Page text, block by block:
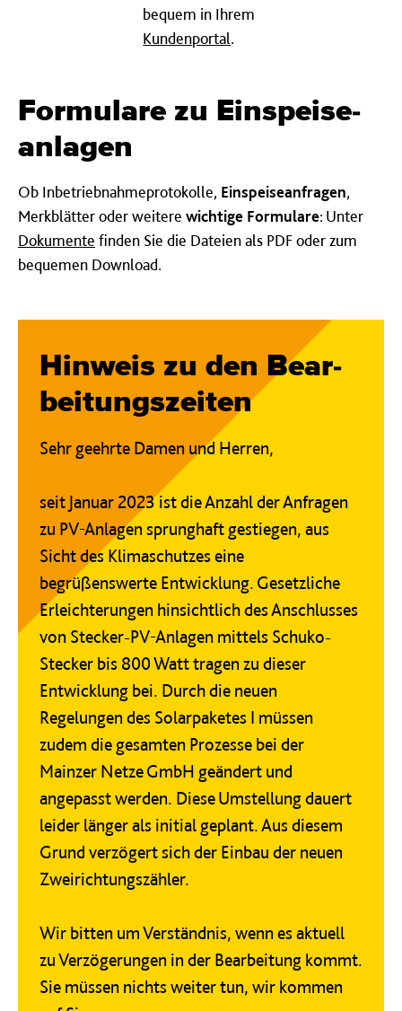
bequem in Ihrem
Kundenportal.
Formulare zu Ein­speise­
an­lagen
Ob Inbetriebnahmeprotokolle, Einspeiseanfragen,
Merkblätter oder weitere wichtige Formulare: Unter
Dokumente finden Sie die Dateien als PDF oder zum
bequemen Download.
Hin­weis zu den Be­ar­
beit­ungs­zeit­en
Sehr geehrte Damen und Herren,
seit Januar 2023 ist die Anzahl der Anfragen
zu PV-Anlagen sprunghaft gestiegen, aus
Sicht des Klimaschutzes eine
begrüßenswerte Entwicklung. Gesetzliche
Erleichterungen hinsichtlich des Anschlusses
von Stecker-PV-Anlagen mittels Schuko-
Stecker bis 800 Watt tragen zu dieser
Entwicklung bei. Durch die neuen
Regelungen des Solarpaketes I müssen
zudem die gesamten Prozesse bei der
Mainzer Netze GmbH geändert und
angepasst werden. Diese Umstellung dauert
leider länger als initial geplant. Aus diesem
Grund verzögert sich der Einbau der neuen
Zweirichtungszähler.
Wir bitten um Verständnis, wenn es aktuell
zu Verzögerungen in der Bearbeitung kommt.
Sie müssen nichts weiter tun, wir kommen